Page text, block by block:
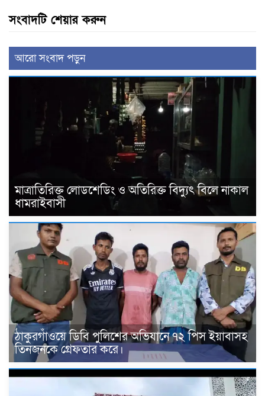
সংবাদটি শেয়ার করুন
আরো সংবাদ পড়ুন
মাত্রাতিরিক্ত লোডশেডিং ও অতিরিক্ত বিদ্যুৎ বিলে নাকাল
ধামরাইবাসী
ঠাকুরগাঁওয়ে ডিবি পুলিশের অভিযানে ৭২ পিস ইয়াবাসহ
তিনজনকে গ্রেফতার করে।